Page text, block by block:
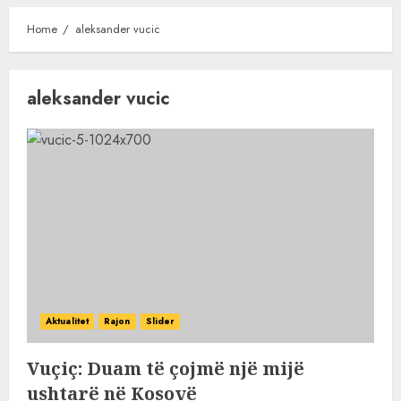
Home aleksander vucic
aleksander vucic
Aktualitet Rajon Slider
Vuçiç: Duam të çojmë një mijë
ushtarë në Kosovë